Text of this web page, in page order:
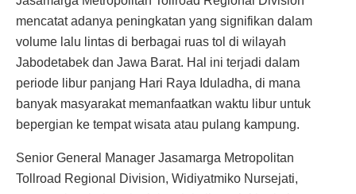
mencatat adanya peningkatan yang signifikan dalam
volume lalu lintas di berbagai ruas tol di wilayah
Jabodetabek dan Jawa Barat. Hal ini terjadi dalam
periode libur panjang Hari Raya Iduladha, di mana
banyak masyarakat memanfaatkan waktu libur untuk
bepergian ke tempat wisata atau pulang kampung.
Senior General Manager Jasamarga Metropolitan
Tollroad Regional Division, Widiyatmiko Nursejati,